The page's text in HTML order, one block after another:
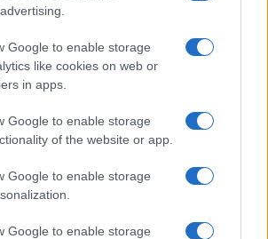
Google to enable storage
like cookies on web or
in apps.
Google to enable storage
of the website or app.
Google to enable storage
Google to enable storage
leggere